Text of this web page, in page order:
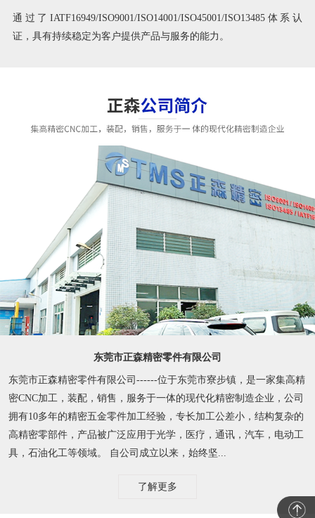
通过了IATF16949/ISO9001/ISO14001/ISO45001/ISO13485体系认
证，具有持续稳定为客户提供产品与服务的能力。
东莞市正森精密零件有限公司
东莞市正森精密零件有限公司------位于东莞市寮步镇，是一家集高精
密CNC加工，装配，销售，服务于一体的现代化精密制造企业，公司
拥有10多年的精密五金零件加工经验，专长加工公差小，结构复杂的
高精密零部件，产品被广泛应用于光学，医疗，通讯，汽车，电动工
具，石油化工等领域。 自公司成立以来，始终坚...
了解更多